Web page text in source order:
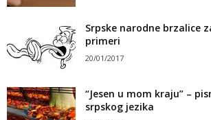
Srpske narodne brzalice
primeri
20/01/2017
“Jesen u mom kraju” –
srpskog jezika